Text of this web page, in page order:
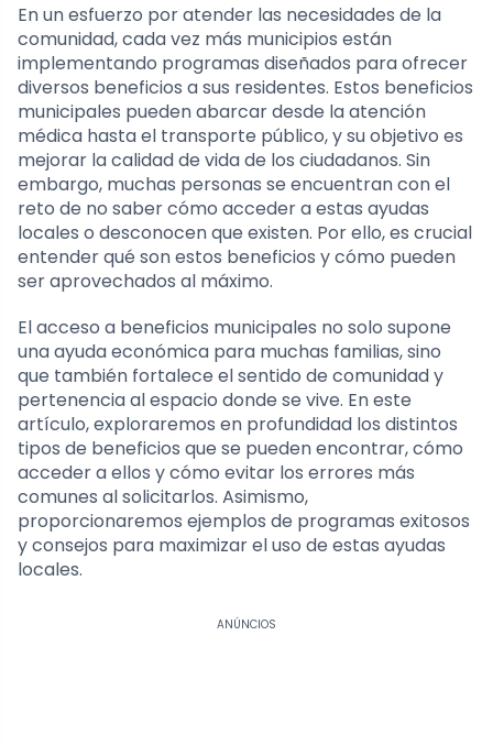
En un esfuerzo por atender las necesidades de la
comunidad, cada vez más municipios están
implementando programas diseñados para ofrecer
diversos beneficios a sus residentes. Estos beneficios
municipales pueden abarcar desde la atención
médica hasta el transporte público, y su objetivo es
mejorar la calidad de vida de los ciudadanos. Sin
embargo, muchas personas se encuentran con el
reto de no saber cómo acceder a estas ayudas
locales o desconocen que existen. Por ello, es crucial
entender qué son estos beneficios y cómo pueden
ser aprovechados al máximo.
El acceso a beneficios municipales no solo supone
una ayuda económica para muchas familias, sino
que también fortalece el sentido de comunidad y
pertenencia al espacio donde se vive. En este
artículo, exploraremos en profundidad los distintos
tipos de beneficios que se pueden encontrar, cómo
acceder a ellos y cómo evitar los errores más
comunes al solicitarlos. Asimismo,
proporcionaremos ejemplos de programas exitosos
y consejos para maximizar el uso de estas ayudas
locales.
ANÚNCIOS